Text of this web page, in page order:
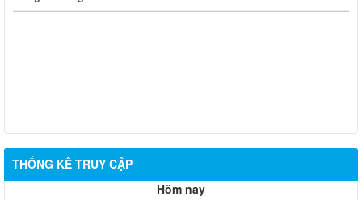
THỐNG KÊ TRUY CẬP
Hôm nay